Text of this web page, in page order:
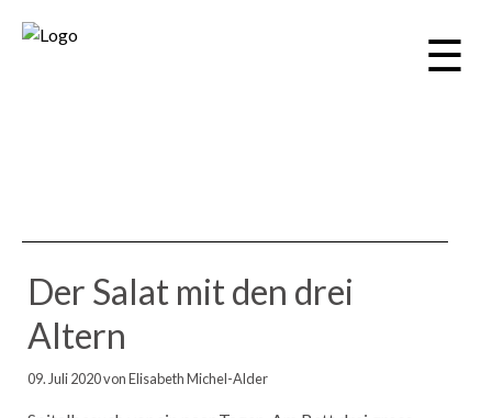
☰
Der Salat mit den drei
Altern
09. Juli 2020von Elisabeth Michel-Alder